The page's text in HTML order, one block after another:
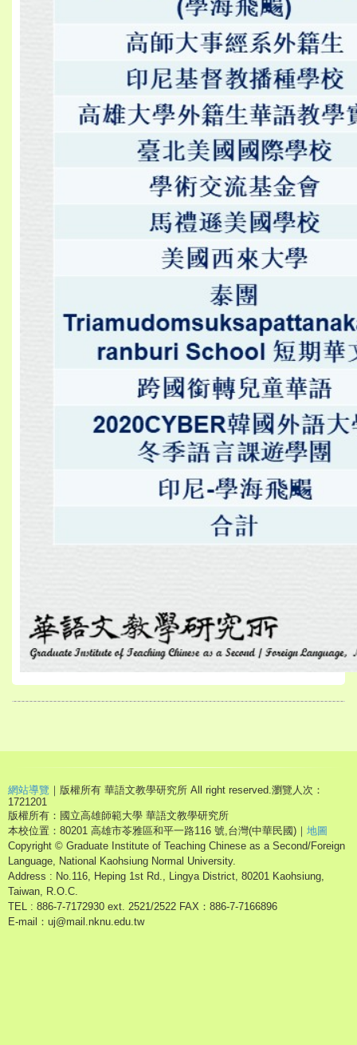
網站導覽 ｜版權所有 華語文教學研究所 All right reserved. 瀏覽人次：
1721201
版權所有：國立高雄師範大學 華語文教學研究所
本校位置：80201 高雄市苓雅區和平一路116 號,台灣(中華民國)｜ 地圖
Copyright © Graduate Institute of Teaching Chinese as a Second/Foreign
Language, National Kaohsiung Normal University.
Address : No.116, Heping 1st Rd., Lingya District, 80201 Kaohsiung,
Taiwan, R.O.C.
TEL : 886-7-7172930 ext. 2521/2522 FAX：886-7-7166896
E-mail：uj@mail.nknu.edu.tw